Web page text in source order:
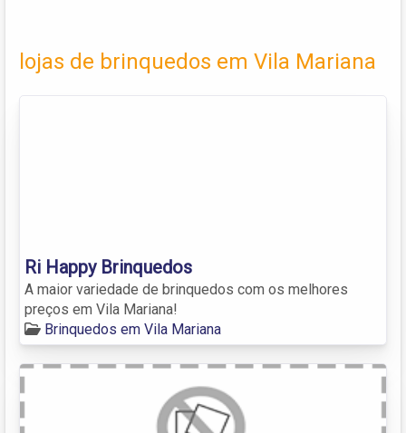
lojas de brinquedos em Vila Mariana
Ri Happy Brinquedos
A maior variedade de brinquedos com os melhores
preços em Vila Mariana!
Brinquedos em Vila Mariana